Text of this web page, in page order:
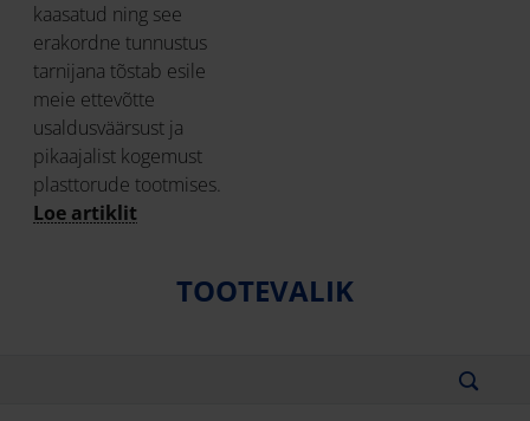
kaasatud ning see
erakordne tunnustus
tarnijana tõstab esile
meie ettevõtte
usaldusväärsust ja
pikaajalist kogemust
plasttorude tootmises.
Loe artiklit
TOOTEVALIK